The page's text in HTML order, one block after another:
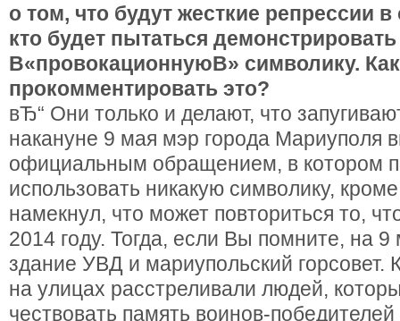
о том, что будут жесткие репрессии
кто будет пытаться демонстрировать
В«провокационнуюВ» символику.
прокомментировать это?
вЂ“ Они только и делают, что
накануне 9 мая мэр города Мариуполя
официальным обращением, в котором
использовать никакую символику,
намекнул, что может повториться то,
2014 году. Тогда, если Вы помните, на 9
здание УВД и мариупольский горсовет.
на улицах расстреливали людей,
чествовать память воинов-